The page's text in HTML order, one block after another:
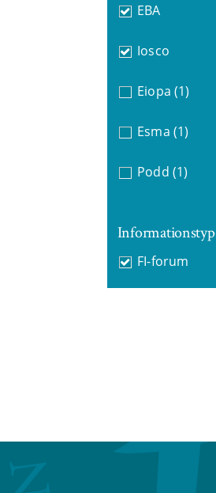
EBA
Iosco
Eiopa (1)
Esma (1)
Podd (1)
Informationstyp
FI-forum